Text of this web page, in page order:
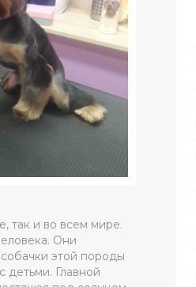
так и во всем мире.
Они
этой породы
детьми. Главной